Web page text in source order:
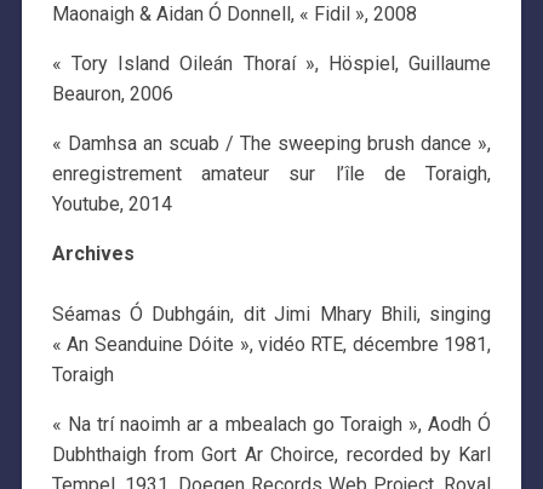
Maonaigh & Aidan Ó Donnell, « Fidil », 2008
« Tory Island Oileán Thoraí », Höspiel, Guillaume
Beauron, 2006
« Damhsa an scuab / The sweeping brush dance »,
enregistrement amateur sur l’île de Toraigh,
Youtube, 2014
Archives
Séamas Ó Dubhgáin, dit Jimi Mhary Bhili, singing
« An Seanduine Dóite », vidéo RTE, décembre 1981,
Toraigh
« Na trí naoimh ar a mbealach go Toraigh », Aodh Ó
Dubhthaigh from Gort Ar Choirce, recorded by Karl